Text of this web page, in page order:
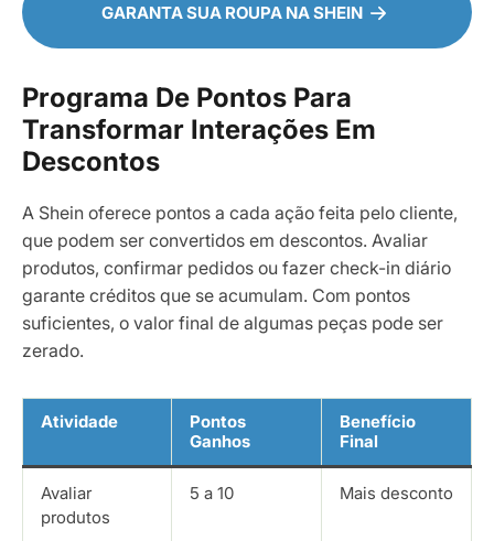
GARANTA SUA ROUPA NA SHEIN
Programa De Pontos Para
Transformar Interações Em
Descontos
A Shein oferece pontos a cada ação feita pelo cliente,
que podem ser convertidos em descontos. Avaliar
produtos, confirmar pedidos ou fazer check-in diário
garante créditos que se acumulam. Com pontos
suficientes, o valor final de algumas peças pode ser
zerado.
Atividade
Pontos
Ganhos
Benefício
Final
Avaliar
produtos
5 a 10 Mais desconto